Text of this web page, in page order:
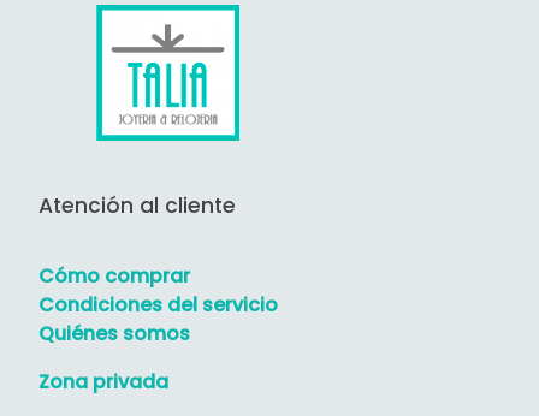
Atención al cliente
Cómo comprar
Condiciones del servicio
Quiénes somos
Zona privada